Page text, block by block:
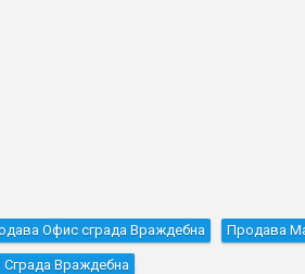
Офис сграда Враждебна Продава
Враждебна